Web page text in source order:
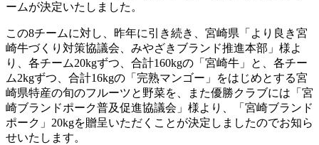
ームが決定いたしました。
この8チームに対し、昨年に引き続き、宮崎県「より良き宮
崎牛づくり対策協議会、みやざきブランド推進本部」様よ
り、各チーム20kgずつ、合計160kgの「宮崎牛」と、各チー
ム2kgずつ、合計16kgの「完熟マンゴー」をはじめとする宮
崎県特産の旬のフルーツと野菜を、また優勝クラブには「宮
崎ブランドポーク普及促進協議会」様より、「宮崎ブランド
ポーク」20kgを贈呈いただくことが決定しましたのでお知ら
せいたします。